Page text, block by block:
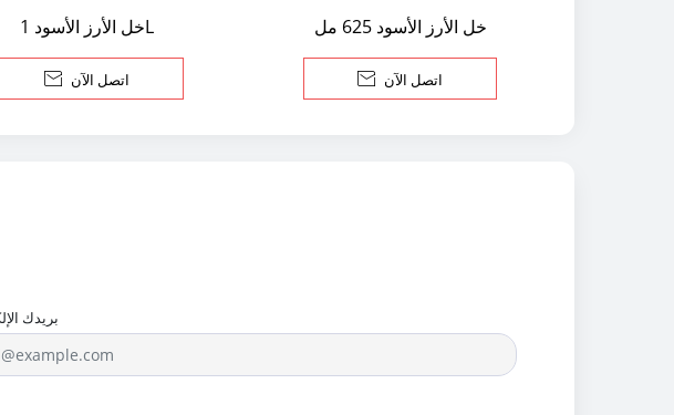
خل الأرز الأسود 1L
 اتصل الآن
خل الأرز الأسود 625 مل
 اتصل الآن
بريدك